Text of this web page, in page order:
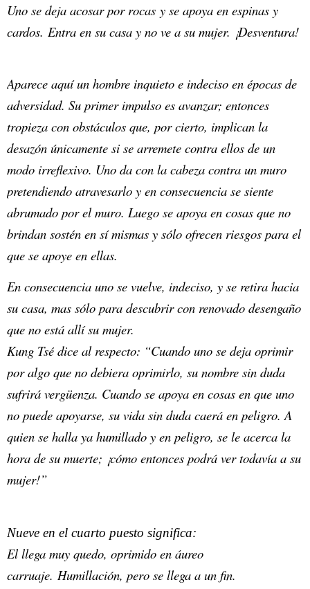
Uno se deja acosar por rocas y se apoya en espinas y
cardos. Entra en su casa y no ve a su mujer. ¡Desventura!
Aparece aquí un hombre inquieto e indeciso en épocas de
adversidad. Su primer impulso es avanzar; entonces
tropieza con obstáculos que, por cierto, implican la
desazón únicamente si se arremete contra ellos de un
modo irreflexivo. Uno da con la cabeza contra un muro
pretendiendo atravesarlo y en consecuencia se siente
abrumado por el muro. Luego se apoya en cosas que no
brindan sostén en sí mismas y sólo ofrecen riesgos para el
que se apoye en ellas.
En consecuencia uno se vuelve, indeciso, y se retira hacia
su casa, mas sólo para descubrir con renovado desengaño
que no está allí su mujer.
Kung Tsé dice al respecto: “Cuando uno se deja oprimir
por algo que no debiera oprimirlo, su nombre sin duda
sufrirá vergüenza. Cuando se apoya en cosas en que uno
no puede apoyarse, su vida sin duda caerá en peligro. A
quien se halla ya humillado y en peligro, se le acerca la
hora de su muerte; ¡cómo entonces podrá ver todavía a su
mujer!”
Nueve en el cuarto puesto significa:
El llega muy quedo, oprimido en áureo
carruaje. Humillación, pero se llega a un fin.